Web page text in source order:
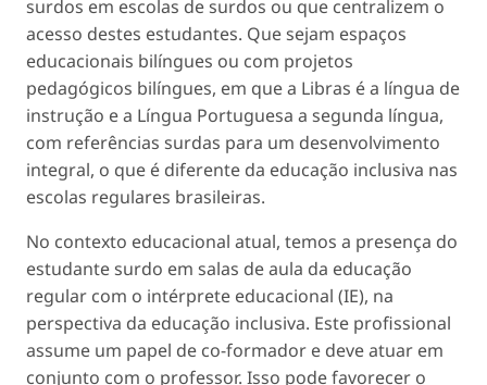
surdos em escolas de surdos ou que centralizem o
acesso destes estudantes. Que sejam espaços
educacionais bilíngues ou com projetos
pedagógicos bilíngues, em que a Libras é a língua de
instrução e a Língua Portuguesa a segunda língua,
com referências surdas para um desenvolvimento
integral, o que é diferente da educação inclusiva nas
escolas regulares brasileiras.
No contexto educacional atual, temos a presença do
estudante surdo em salas de aula da educação
regular com o intérprete educacional (IE), na
perspectiva da educação inclusiva. Este profissional
assume um papel de co-formador e deve atuar em
conjunto com o professor. Isso pode favorecer o